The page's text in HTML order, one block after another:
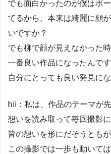
でも面白かったのが僕はポ
てるから、本来は綺麗に顔
いですか？
でも柳で顔が見えなかった
一番良い作品になったんです
自分にとっても良い発見にな
hii：私は、作品のテーマが
想いを読み取って毎回撮影
皆の想いを形にだそうともが
この撮影では一歩も動いて